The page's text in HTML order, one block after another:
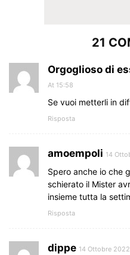
21
Orgoglioso di
At 15:58
Se vuoi metterli in
Risposta
amoempoli 14
Spero anche io che
schierato il Mister
insieme tutta la
Risposta
dippe 14 Ottobre